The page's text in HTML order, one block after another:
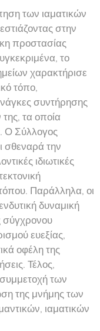
των ιαματικών
στην
προστασίας
το
χαρακτήρισε
τόπο,
συντήρησης
τα οποία
Ο Σύλλογος
σθεναρά την
ιδιωτικές
Παράλληλα, οι
δυναμική
σύγχρονου
ευεξίας,
οφέλη της
Τέλος,
των
της μνήμης των
ιαματικών